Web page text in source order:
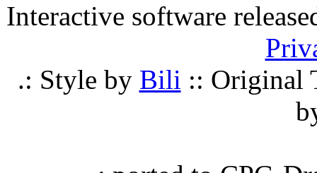
Interactive software
.: Style by Bili :: Original